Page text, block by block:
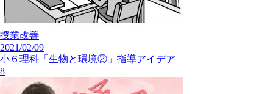
授業改善
2021/02/09
小６理科「生物と環境②」指導アイデア
8